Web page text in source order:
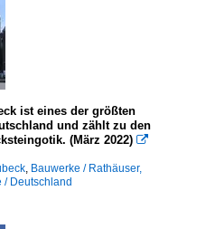
ist eines der größten
und zählt zu den
(März 2022) 
, Bauwerke / Rathäuser,
Deutschland